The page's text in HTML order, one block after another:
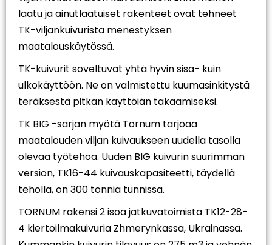
laatu ja ainutlaatuiset rakenteet ovat tehneet
TK-viljankuivurista menestyksen
maatalouskäytössä.
TK-kuivurit soveltuvat yhtä hyvin sisä- kuin
ulkokäyttöön. Ne on valmistettu kuumasinkitystä
teräksestä pitkän käyttöiän takaamiseksi.
TK BIG -sarjan myötä Tornum tarjoaa
maatalouden viljan kuivaukseen uudella tasolla
olevaa työtehoa. Uuden BIG kuivurin suurimman
version, TK16-44 kuivauskapasiteetti, täydellä
teholla, on 300 tonnia tunnissa.
TORNUM rakensi 2 isoa jatkuvatoimista TK12-28-
4 kiertoilmakuivuria Zhmerynkassa, Ukrainassa.